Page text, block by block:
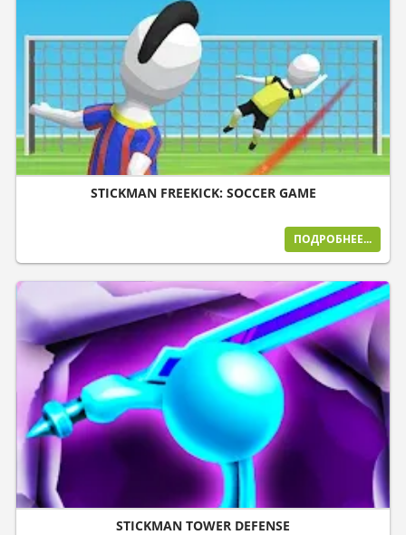
STICKMAN FREEKICK: SOCCER GAME
ПОДРОБНЕЕ...
STICKMAN TOWER DEFENSE